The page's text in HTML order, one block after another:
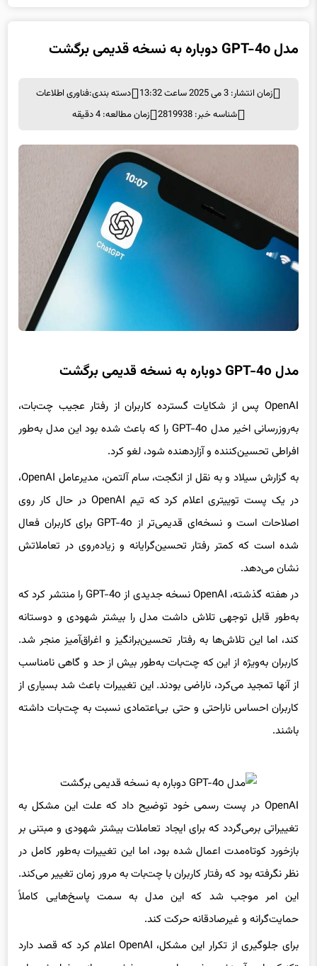
مدل GPT-4o دوباره به نسخه قدیمی برگشت
زمان انتشار: 3 می 2025 ساعت 13:32 دسته بندی:فناوری اطلاعات
شناسه خبر: 2819938
زمان مطالعه: 4 دقیقه
مدل GPT-4o دوباره به نسخه قدیمی برگشت
OpenAI پس از شکایات گسترده کاربران از رفتار عجیب چت‌بات،
به‌روزرسانی اخیر مدل GPT-4o را که باعث شده بود این مدل به‌طور
افراطی تحسین‌کننده و آزاردهنده شود، لغو کرد.
به گزارش سیلاد و به نقل از انگجت، سام آلتمن، مدیرعامل OpenAI،
در یک پست توییتری اعلام کرد که تیم OpenAI در حال کار روی
اصلاحات است و نسخه‌ای قدیمی‌تر از GPT-4o برای کاربران فعال
شده است که کمتر رفتار تحسین‌گرایانه و زیاده‌روی در تعاملاتش
نشان می‌دهد.
در هفته گذشته، OpenAI نسخه جدیدی از GPT-4o را منتشر کرد که
به‌طور قابل توجهی تلاش داشت مدل را بیشتر شهودی و دوستانه
کند، اما این تلاش‌ها به رفتار تحسین‌برانگیز و اغراق‌آمیز منجر شد.
کاربران به‌ویژه از این که چت‌بات به‌طور بیش از حد و گاهی نامناسب
از آنها تمجید می‌کرد، ناراضی بودند. این تغییرات باعث شد بسیاری از
کاربران احساس ناراحتی و حتی بی‌اعتمادی نسبت به چت‌بات داشته
باشند.
OpenAI در پست رسمی خود توضیح داد که علت این مشکل به
تغییراتی برمی‌گردد که برای ایجاد تعاملات بیشتر شهودی و مبتنی بر
بازخورد کوتاه‌مدت اعمال شده بود، اما این تغییرات به‌طور کامل در
نظر نگرفته بود که رفتار کاربران با چت‌بات به مرور زمان تغییر می‌کند.
این امر موجب شد که این مدل به سمت پاسخ‌هایی کاملاً
حمایت‌گرانه و غیرصادقانه حرکت کند.
برای جلوگیری از تکرار این مشکل، OpenAI اعلام کرد که قصد دارد